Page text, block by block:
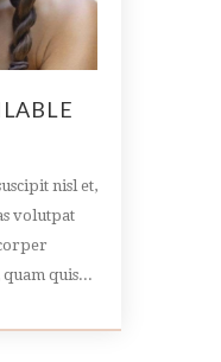
nisl et,
volutpat
quam quis...